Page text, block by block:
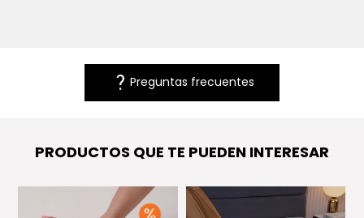
question_mark Preguntas frecuentes
PRODUCTOS QUE TE PUEDEN INTERESAR